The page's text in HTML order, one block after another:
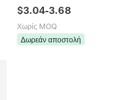
$3.04-3.68
Χωρίς MOQ
Δωρεάν αποστολή